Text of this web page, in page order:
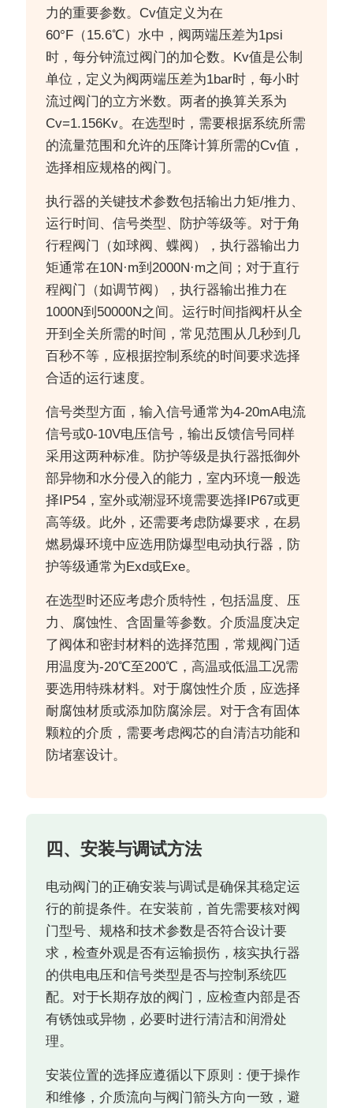
力的重要参数。Cv值定义为在
60°F（15.6℃）水中，阀两端压差为1psi
时，每分钟流过阀门的加仑数。Kv值是公制
单位，定义为阀两端压差为1bar时，每小时
流过阀门的立方米数。两者的换算关系为
Cv=1.156Kv。在选型时，需要根据系统所需
的流量范围和允许的压降计算所需的Cv值，
选择相应规格的阀门。
执行器的关键技术参数包括输出力矩/推力、
运行时间、信号类型、防护等级等。对于角
行程阀门（如球阀、蝶阀），执行器输出力
矩通常在10N·m到2000N·m之间；对于直行
程阀门（如调节阀），执行器输出推力在
1000N到50000N之间。运行时间指阀杆从全
开到全关所需的时间，常见范围从几秒到几
百秒不等，应根据控制系统的时间要求选择
合适的运行速度。
信号类型方面，输入信号通常为4-20mA电流
信号或0-10V电压信号，输出反馈信号同样
采用这两种标准。防护等级是执行器抵御外
部异物和水分侵入的能力，室内环境一般选
择IP54，室外或潮湿环境需要选择IP67或更
高等级。此外，还需要考虑防爆要求，在易
燃易爆环境中应选用防爆型电动执行器，防
护等级通常为Exd或Exe。
在选型时还应考虑介质特性，包括温度、压
力、腐蚀性、含固量等参数。介质温度决定
了阀体和密封材料的选择范围，常规阀门适
用温度为-20℃至200℃，高温或低温工况需
要选用特殊材料。对于腐蚀性介质，应选择
耐腐蚀材质或添加防腐涂层。对于含有固体
颗粒的介质，需要考虑阀芯的自清洁功能和
防堵塞设计。
四、安装与调试方法
电动阀门的正确安装与调试是确保其稳定运
行的前提条件。在安装前，首先需要核对阀
门型号、规格和技术参数是否符合设计要
求，检查外观是否有运输损伤，核实执行器
的供电电压和信号类型是否与控制系统匹
配。对于长期存放的阀门，应检查内部是否
有锈蚀或异物，必要时进行清洁和润滑处
理。
安装位置的选择应遵循以下原则：便于操作
和维修，介质流向与阀门箭头方向一致，避